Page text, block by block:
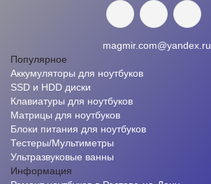
magmir.com@yandex.ru
Популярное
Аккумуляторы для ноутбуков
SSD и HDD диски
Клавиатуры для ноутбуков
Матрицы для ноутбуков
Блоки питания для ноутбуков
Тестеры/Мультиметры
Ультразвуковые ванны
Информация